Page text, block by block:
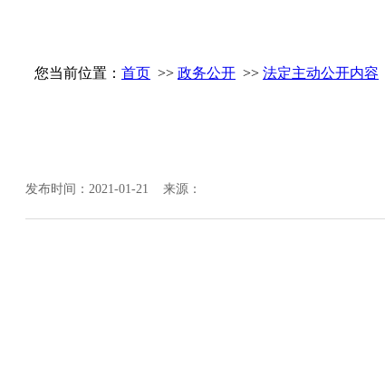
您当前位置： 首页 >> 政务公开 >> 法定主动公开内容
发布时间：2021-01-21 来源：